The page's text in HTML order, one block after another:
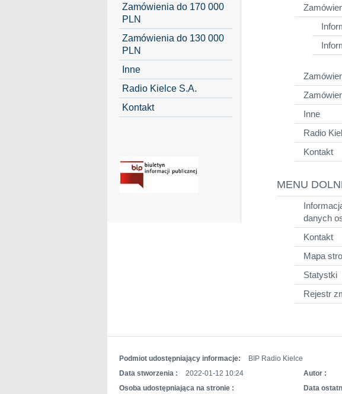
Zamówienia do 170 000
PLN
Zamówienia do 130 000
PLN
Inne
Radio Kielce S.A.
Kontakt
Inne
Radio
Kontakt
MENU
danych
Kontakt
Mapa
Statystki
Rejestr
Podmiot udostępniający informacje:
BIP Radio Kielce
Data stworzenia :
2022-01-12 10:24 Autor :
Osoba udostępniająca na stronie :
Data